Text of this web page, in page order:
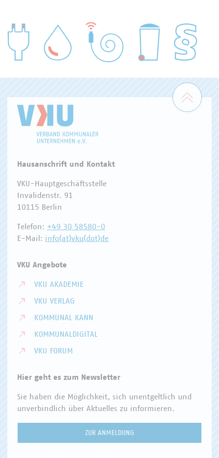
WASSER/ABWASSER
Zum
Hausanschrift und Kontakt
VKU-Hauptgeschäftsstelle
Invalidenstr. 91
10115 Berlin
Telefon: +49 30 58580-0
E-Mail: info(at)vku(dot)de
VKU Angebote
VKU AKADEMIE
VKU VERLAG
KOMMUNAL KANN
KOMMUNALDIGITAL
VKU FORUM
Hier geht es zum Newsletter
Sie haben die Möglichkeit, sich unentgeltlich und
unverbindlich über Aktuelles zu informieren.
ZUR ANMELDUNG